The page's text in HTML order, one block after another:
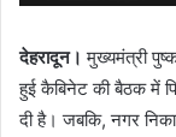
देहरादून। मुख्यमंत्री
हुई कैबिनेट की बैठक में
दी है। जबकि, नगर